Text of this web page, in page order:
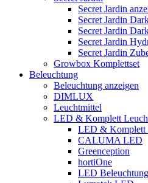
Secret Jardin
Secret Jardin
Secret Jardin
Secret Jardin
Secret Jardin
Growbox Komplettset
Beleuchtung
Beleuchtung anzeigen
DIMLUX
Leuchtmittel
LED & Komplett
LED & Komplett
CALUMA LED
Greenception
hortiOne
LED Beleuchtung